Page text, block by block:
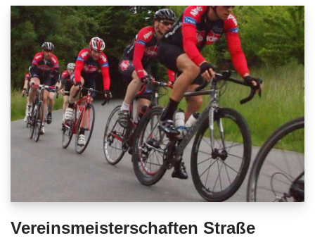
Vereinsmeisterschaften Straße